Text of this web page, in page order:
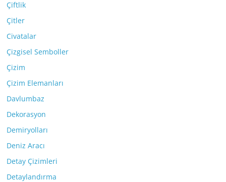
Çiftlik
Çitler
Civatalar
Çizgisel Semboller
Çizim
Çizim Elemanları
Davlumbaz
Dekorasyon
Demiryolları
Deniz Aracı
Detay Çizimleri
Detaylandırma